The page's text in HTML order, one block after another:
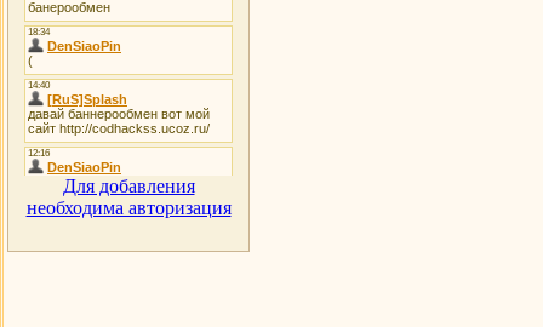
Для добавления
необходима авторизация